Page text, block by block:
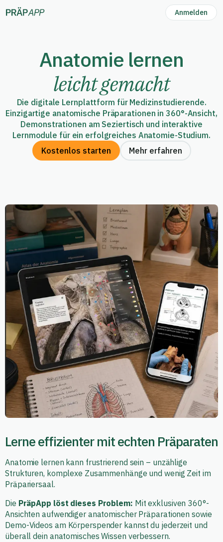
Anmelden
Anatomie lernen
leicht gemacht
Die digitale Lernplattform für Medizinstudierende.
Einzigartige anatomische Präparationen in 360°-Ansicht,
Demonstrationen am Seziertisch und interaktive
Lernmodule für ein erfolgreiches Anatomie-Studium.
Kostenlos starten
Mehr erfahren
Lerne effizienter mit echten Präparaten
Anatomie lernen kann frustrierend sein – unzählige
Strukturen, komplexe Zusammenhänge und wenig Zeit im
Präpariersaal.
Die PräpApp löst dieses Problem: Mit exklusiven 360°-
Ansichten aufwendiger anatomischer Präparationen sowie
Demo-Videos am Körperspender kannst du jederzeit und
überall dein anatomisches Wissen verbessern.